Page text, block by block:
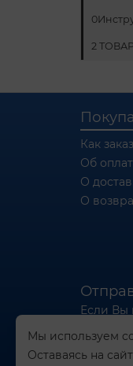
2
Как
Об
О
О
Если Вы
Мы используем
Оставаясь на